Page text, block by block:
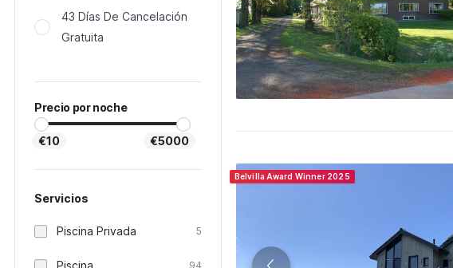
43 Días De Cancelación
Gratuita
Precio por noche
€10 €5000
Servicios
Piscina Privada 5
Piscina 94
Belvilla Award Winner 2025